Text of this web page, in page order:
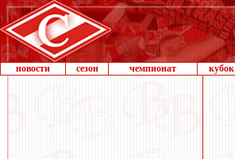
новости сезон чемпионат кубок